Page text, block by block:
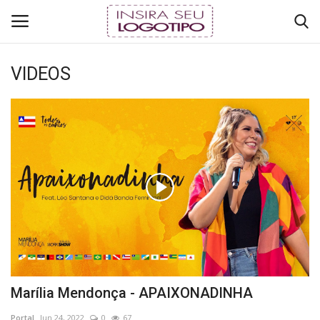
Login
Início
RÁDIO ONLINE
Brasil
TV ONLINE
COMO ANUNCIAR
VIDEOS
Marília Mendonça - APAIXONADINHA
Portal Jun 24, 2022 0 67